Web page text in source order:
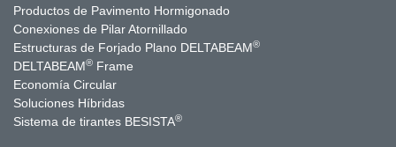
Productos de Pavimento Hormigonado
Conexiones de Pilar Atornillado
Estructuras de Forjado Plano DELTABEAM®
DELTABEAM® Frame
Economía Circular
Soluciones Híbridas
Sistema de tirantes BESISTA®